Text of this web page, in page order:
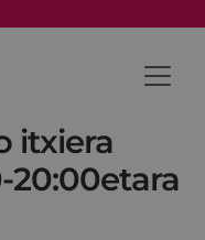
itxiera
20:00etara